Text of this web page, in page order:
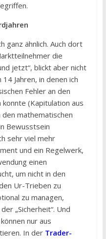
ganz ähnlich. Auch dort
die
jetzt“, blickt aber nicht
Jahren, in denen ich
Fehler an den
(Kapitulation aus
mathematischen
Bewusstsein
sehr viel mehr
und ein Regelwerk,
einen
um nicht in den
Ur-Trieben zu
zu managen,
„Sicherheit“. Und
nur aus
In der Trader-